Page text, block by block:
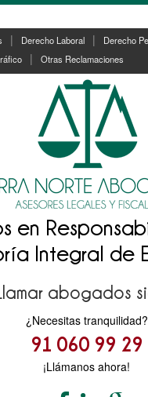
Derecho Laboral
Derecho
Otras Reclamaciones
en
Integral de
abogados
¿Necesitas tranquilidad?
91 060 99 29
¡Llámanos ahora!